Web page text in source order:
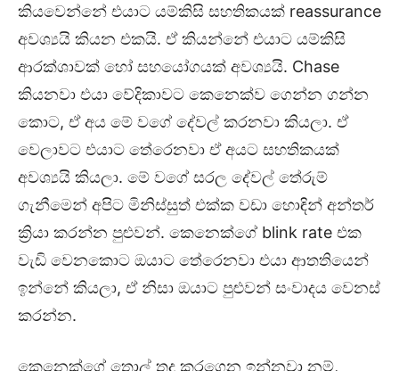
කියවෙන්නේ එයාට යම්කිසි සහතිකයක් reassurance
අවශ්‍යයි කියන එකයි. ඒ කියන්නේ එයාට යම්කිසි
ආරක්ශාවක් හෝ සහයෝගයක් අවශ්‍යයි. Chase
කියනවා එයා වේදිකාවට කෙනෙක්ව ගෙන්න ගන්න
කොට, ඒ අය මේ වගේ දේවල් කරනවා කියලා. ඒ
වෙලාවට එයාට තේරෙනවා ඒ අයට සහතිකයක්
අවශ්‍යයි කියලා. මේ වගේ සරල දේවල් තේරුම්
ගැනීමෙන් අපිට මිනිස්සුත් එක්ක වඩා හොඳින් අන්තර්
ක්‍රියා කරන්න පුළුවන්. කෙනෙක්ගේ blink rate එක
වැඩි වෙනකොට ඔයාට තේරෙනවා එයා ආතතියෙන්
ඉන්නේ කියලා, ඒ නිසා ඔයාට පුළුවන් සංවාදය වෙනස්
කරන්න.
කෙනෙක්ගේ තොල් තද කරගෙන ඉන්නවා නම්,